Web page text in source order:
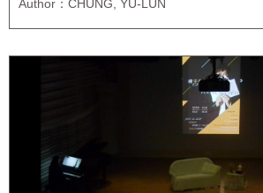
Author：CHUNG, YU-LUN